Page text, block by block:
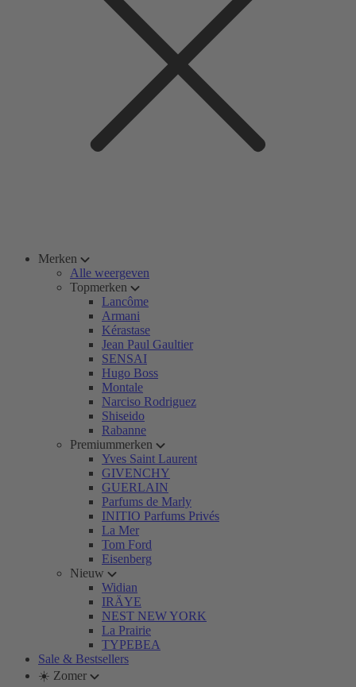
Merken
Alle weergeven
Topmerken
Lancôme
Armani
Kérastase
Jean Paul Gaultier
SENSAI
Hugo Boss
Montale
Narciso Rodriguez
Shiseido
Rabanne
Premiummerken
Yves Saint Laurent
GIVENCHY
GUERLAIN
Parfums de Marly
INITIO Parfums Privés
La Mer
Tom Ford
Eisenberg
Nieuw
Widian
IRÄYE
NEST NEW YORK
La Prairie
TYPEBEA
Sale & Bestsellers
☀️ Zomer